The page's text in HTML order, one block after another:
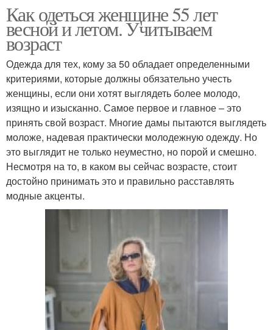
Как одеться женщине 55 лет
весной и летом. Учитываем
возраст
Одежда для тех, кому за 50 обладает определенными
критериями, которые должны обязательно учесть
женщины, если они хотят выглядеть более молодо,
изящно и изысканно. Самое первое и главное – это
принять свой возраст. Многие дамы пытаются выглядеть
моложе, надевая практически молодежную одежду. Но
это выглядит не только неуместно, но порой и смешно.
Несмотря на то, в каком вы сейчас возрасте, стоит
достойно принимать это и правильно расставлять
модные акценты.